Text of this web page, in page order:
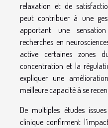
relaxation et de
peut contribuer à une
apportant une
recherches en
active certaines zones
concentration et la
expliquer une
meilleure capacité à se
De multiples études
clinique confirment